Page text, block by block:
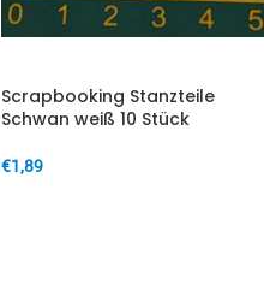
Scrapbooking Stanzteile
Schwan weiß 10 Stück
€1,89